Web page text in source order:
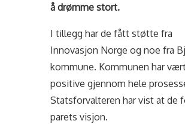
å drømme stort.
I tillegg har de fått støtte fra
Innovasjon Norge og noe fra
kommune. Kommunen har
positive gjennom hele
Statsforvalteren har vist at de
parets visjon.